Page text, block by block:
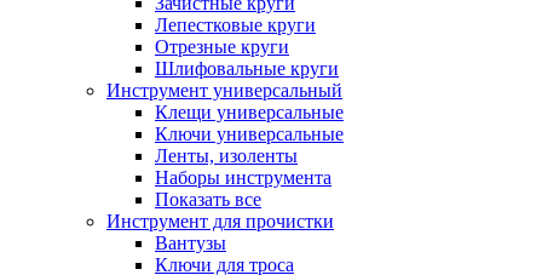
Лепестковые круги
Отрезные круги
Шлифовальные круги
Инструмент универсальный
Клещи универсальные
Ключи универсальные
Ленты, изоленты
Наборы инструмента
Показать все
Инструмент для прочистки
Вантузы
Ключи для троса